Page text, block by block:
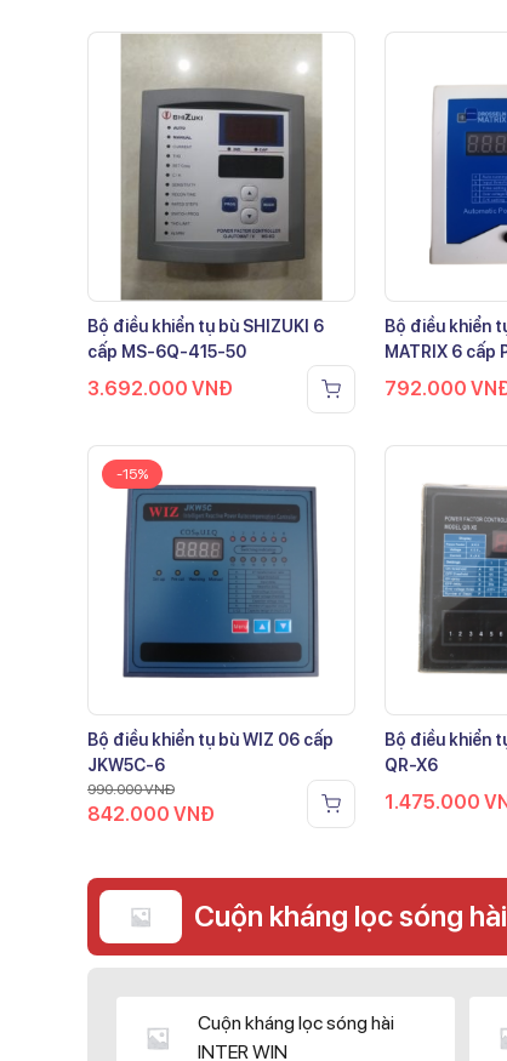
Bộ điều khiển tụ bù SHIZUKI 6
cấp MS-6Q-415-50
3.692.000 VNĐ
Bộ điều khiển
MATRIX 6 cấp
792.000
-15%
Bộ điều khiển tụ bù WIZ 06 cấp
JKW5C-6
990.000VNĐ
842.000 VNĐ
Bộ điều khiển
QR-X6
1.475.000
Cuộn kháng lọc sóng hài
Cuộn kháng lọc sóng hài
INTER WIN